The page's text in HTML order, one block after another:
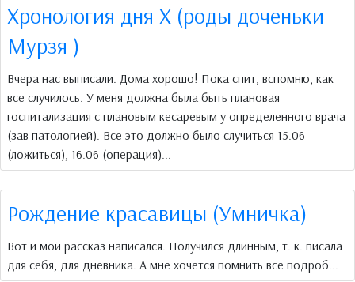
Хронология дня Х (роды доченьки
Мурзя )
Вчера нас выписали. Дома хорошо! Пока спит, вспомню, как
все случилось. У меня должна была быть плановая
госпитализация с плановым кесаревым у определенного врача
(зав патологией). Все это должно было случиться 15.06
(ложиться), 16.06 (операция)...
Рождение красавицы (Умничка)
Вот и мой рассказ написался. Получился длинным, т. к. писала
для себя, для дневника. А мне хочется помнить все подроб...